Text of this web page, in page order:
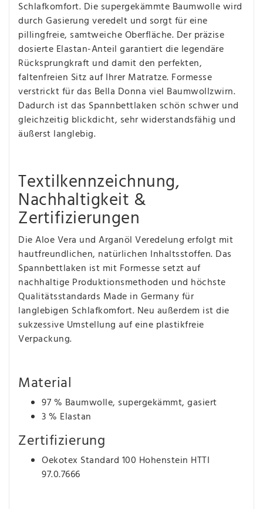
Schlafkomfort. Die supergekämmte Baumwolle wird
durch Gasierung veredelt und sorgt für eine
pillingfreie, samtweiche Oberfläche. Der präzise
dosierte Elastan-Anteil garantiert die legendäre
Rücksprungkraft und damit den perfekten,
faltenfreien Sitz auf Ihrer Matratze. Formesse
verstrickt für das Bella Donna viel Baumwollzwirn.
Dadurch ist das Spannbettlaken schön schwer und
gleichzeitig blickdicht, sehr widerstandsfähig und
äußerst langlebig.
Textilkennzeichnung,
Nachhaltigkeit &
Zertifizierungen
Die Aloe Vera und Arganöl Veredelung erfolgt mit
hautfreundlichen, natürlichen Inhaltsstoffen. Das
Spannbettlaken ist mit Formesse setzt auf
nachhaltige Produktionsmethoden und höchste
Qualitätsstandards Made in Germany für
langlebigen Schlafkomfort. Neu außerdem ist die
sukzessive Umstellung auf eine plastikfreie
Verpackung.
Material
97 % Baumwolle, supergekämmt, gasiert
3 % Elastan
Zertifizierung
Oekotex Standard 100 Hohenstein HTTI
97.0.7666